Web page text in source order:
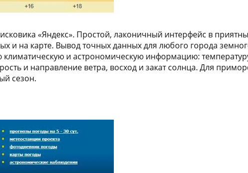
«Яндекс». Простой, лаконичный интерфейс в
на карте. Вывод точных данных для любого города
и астрономическую информацию:
и направление ветра, восход и закат солнца. Для
сезон.